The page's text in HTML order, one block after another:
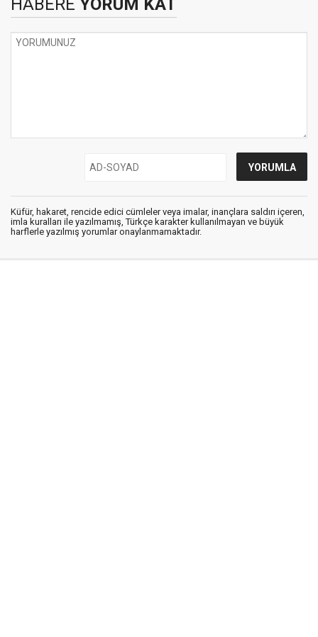
HABERE YORUM KAT
Küfür, hakaret, rencide edici cümleler veya imalar, inançlara saldırı içeren,
imla kuralları ile yazılmamış, Türkçe karakter kullanılmayan ve büyük
harflerle yazılmış yorumlar onaylanmamaktadır.